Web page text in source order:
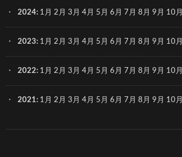
2024: 1月 2月 3月 4月 5月 6月 7月 8月 9月 10月
2023: 1月 2月 3月 4月 5月 6月 7月 8月 9月 10月
2022: 1月 2月 3月 4月 5月 6月 7月 8月 9月 10月
2021: 1月 2月 3月 4月 5月 6月 7月 8月 9月 10月